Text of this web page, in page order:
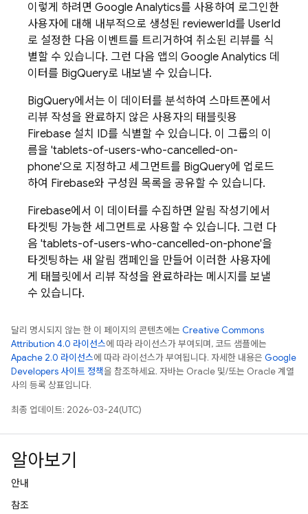
이렇게 하려면 Google Analytics를 사용하여 로그인한
사용자에 대해 내부적으로 생성된 reviewerId를 UserId
로 설정한 다음 이벤트를 트리거하여 취소된 리뷰를 식
별할 수 있습니다. 그런 다음 앱의 Google Analytics 데
이터를 BigQuery로 내보낼 수 있습니다.
BigQuery에서는 이 데이터를 분석하여 스마트폰에서
리뷰 작성을 완료하지 않은 사용자의 태블릿용
Firebase 설치 ID를 식별할 수 있습니다. 이 그룹의 이
름을 'tablets-of-users-who-cancelled-on-
phone'으로 지정하고 세그먼트를 BigQuery에 업로드
하여 Firebase와 구성원 목록을 공유할 수 있습니다.
Firebase에서 이 데이터를 수집하면 알림 작성기에서
타겟팅 가능한 세그먼트로 사용할 수 있습니다. 그런 다
음 'tablets-of-users-who-cancelled-on-phone'을
타겟팅하는 새 알림 캠페인을 만들어 이러한 사용자에
게 태블릿에서 리뷰 작성을 완료하라는 메시지를 보낼
수 있습니다.
달리 명시되지 않는 한 이 페이지의 콘텐츠에는 Creative Commons
Attribution 4.0 라이선스에 따라 라이선스가 부여되며, 코드 샘플에는
Apache 2.0 라이선스에 따라 라이선스가 부여됩니다. 자세한 내용은 Google
Developers 사이트 정책을 참조하세요. 자바는 Oracle 및/또는 Oracle 계열
사의 등록 상표입니다.
최종 업데이트: 2026-03-24(UTC)
알아보기
안내
참조